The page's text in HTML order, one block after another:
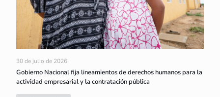
30 de julio de 2026
Gobierno Nacional fija lineamientos de derechos humanos para la
actividad empresarial y la contratación pública